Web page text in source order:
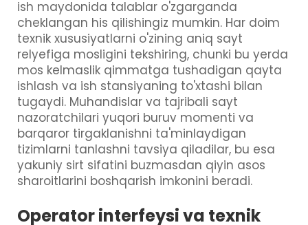
ish maydonida talablar o'zgarganda
cheklangan his qilishingiz mumkin. Har doim
texnik xususiyatlarni o'zining aniq sayt
relyefiga mosligini tekshiring, chunki bu yerda
mos kelmaslik qimmatga tushadigan qayta
ishlash va ish stansiyaning to'xtashi bilan
tugaydi. Muhandislar va tajribali sayt
nazoratchilari yuqori buruv momenti va
barqaror tirgaklanishni ta'minlaydigan
tizimlarni tanlashni tavsiya qiladilar, bu esa
yakuniy sirt sifatini buzmasdan qiyin asos
sharoitlarini boshqarish imkonini beradi.
Operator interfeysi va texnik